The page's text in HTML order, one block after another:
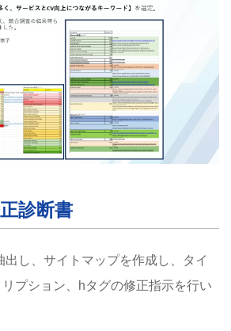
診断書
出し、サイトマップを作成し、タイ
リプション、hタグの修正指示を行い